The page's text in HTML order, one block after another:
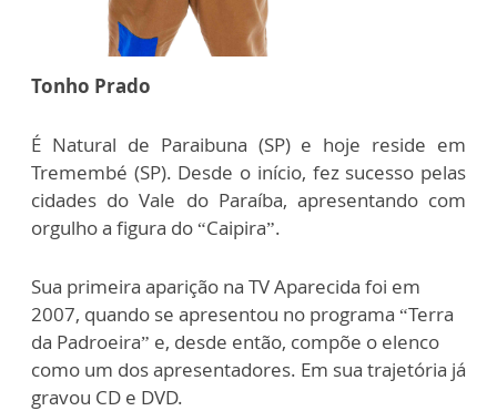
Tonho Prado
É Natural de Paraibuna (SP) e hoje reside em
Tremembé (SP). Desde o início, fez sucesso pelas
cidades do Vale do Paraíba, apresentando com
orgulho a figura do “Caipira”.
Sua primeira aparição na TV Aparecida foi em
2007, quando se apresentou no programa “Terra
da Padroeira” e, desde então, compõe o elenco
como um dos apresentadores. Em sua trajetória já
gravou CD e DVD.